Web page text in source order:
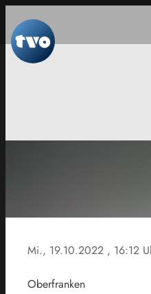
Mi., 19.10.2022 , 16:12
Oberfranken